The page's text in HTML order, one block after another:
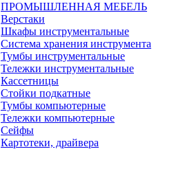
ПРОМЫШЛЕННАЯ МЕБЕЛЬ
Верстаки
Шкафы инструментальные
Система хранения инструмента
Тумбы инструментальные
Тележки инструментальные
Кассетницы
Стойки подкатные
Тумбы компьютерные
Тележки компьютерные
Сейфы
Картотеки, драйвера